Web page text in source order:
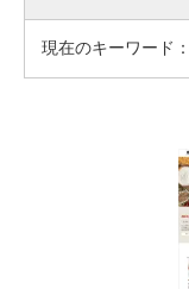
現在のキーワード